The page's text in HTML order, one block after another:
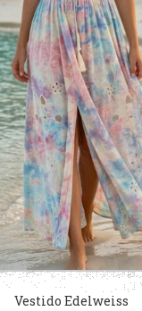
Vestido Edelweiss